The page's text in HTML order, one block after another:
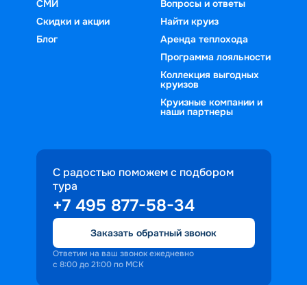
СМИ
Скидки и акции
Блог
Вопросы и ответы
Найти круиз
Аренда теплохода
Программа лояльности
Коллекция выгодных
круизов
Круизные компании и
наши партнеры
С радостью поможем с подбором
тура
+7 495 877-58-34
Заказать обратный звонок
Ответим на ваш звонок ежедневно
с 8:00 до 21:00 по МСК